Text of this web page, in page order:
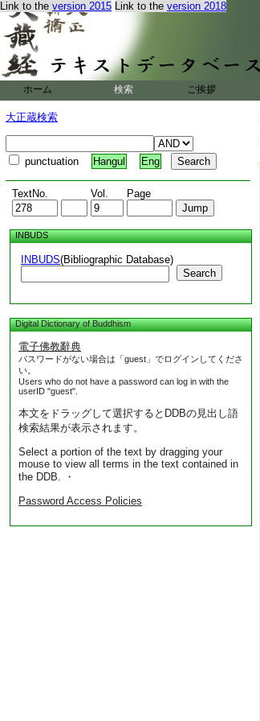
Link to the version 2015 Link to the version 2018
ホーム 検索 ご挨拶
大正蔵検索
punctuation Hangul Eng
TextNo. Vol. Page
INBUDS
INBUDS(Bibliographic Database)
Search
Digital Dictionary of Buddhism
電子佛教辭典
パスワードがない場合は「guest」でログインしてくださ
い。
Users who do not have a password can log in with the
userID "guest".
本文をドラッグして選択するとDDBの見出し語
検索結果が表示されます。
Select a portion of the text by dragging your
mouse to view all terms in the text contained in
the DDB. ・
Password Access Policies